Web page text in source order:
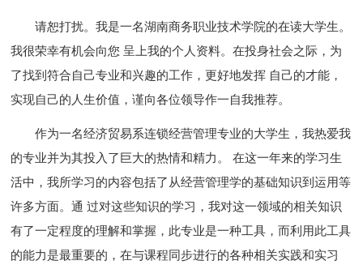
请恕打扰。我是一名湖南商务职业技术学院的在读大学生。
我很荣幸有机会向您 呈上我的个人资料。在投身社会之际，为
了找到符合自己专业和兴趣的工作，更好地发挥 自己的才能，
实现自己的人生价值，谨向各位领导作一自我推荐。
作为一名经济贸易系连锁经营管理专业的大学生，我热爱我
的专业并为其投入了巨大的热情和精力。 在这一年来的学习生
活中，我所学习的内容包括了从经营管理学的基础知识到运用等
许多方面。通 过对这些知识的学习，我对这一领域的相关知识
有了一定程度的理解和掌握，此专业是一种工具，而利用此工具
的能力是最重要的，在与课程同步进行的各种相关实践和实习